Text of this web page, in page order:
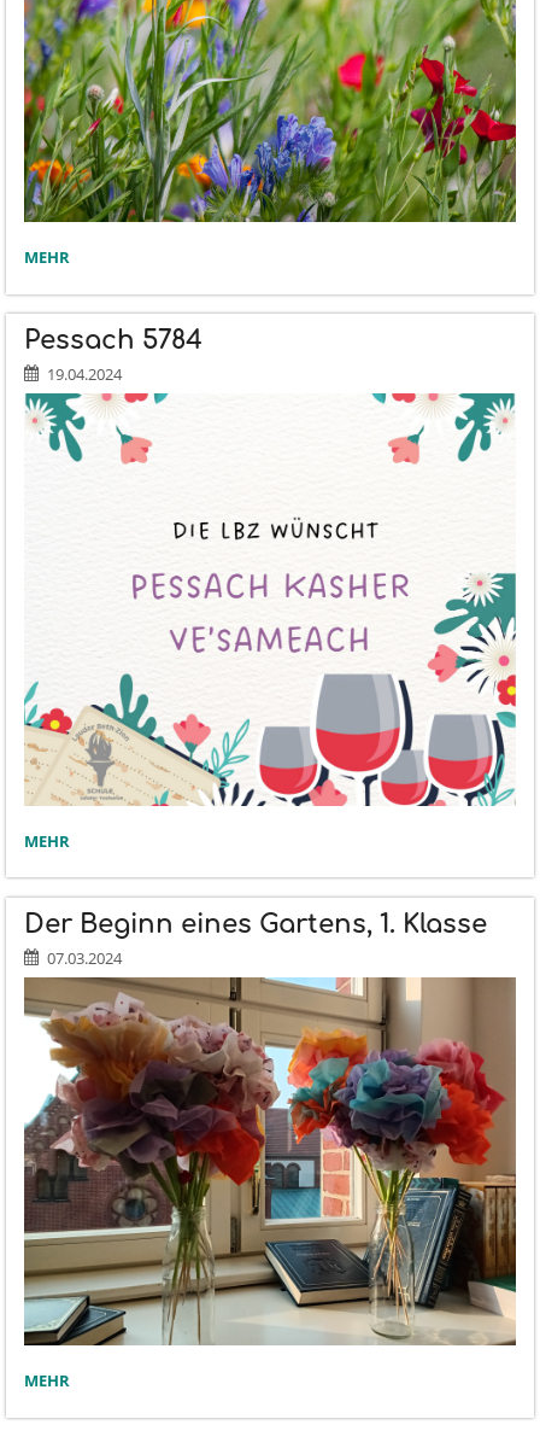
WIR
UNS
AUF
DEN
WANDERTAG!:
MEHR
Pessach 5784
19.04.2024
PESSACH
MEHR
Der Beginn eines Gartens, 1. Klasse
07.03.2024
DER
EINES
MEHR